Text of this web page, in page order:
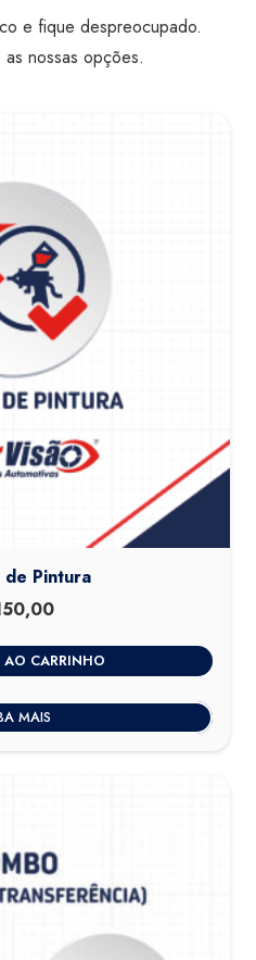
e fique despreocupado.
nossas opções.
Pintura
CARRINHO
MAIS